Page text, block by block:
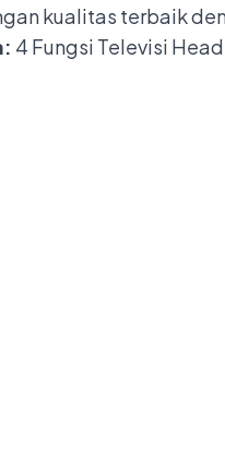
kualitas terbaik
4 Fungsi Televisi